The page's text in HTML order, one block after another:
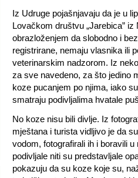
Iz Udruge pojašnjavaju da je u
Lovačkom društvu „Jarebica” iz
obrazloženjem da slobodno i
registrirane, nemaju vlasnika ili
veterinarskim nadzorom. Iz
za sve navedeno, za što jedino
koze pucanjem po njima, iako
smatraju podivljalima hvatale
No koze nisu bili divlje. Iz
mještana i turista vidljivo je da
vodom, fotografirali ih i boravili
podivljale niti su predstavljale
pokazuju da su koze koje su,